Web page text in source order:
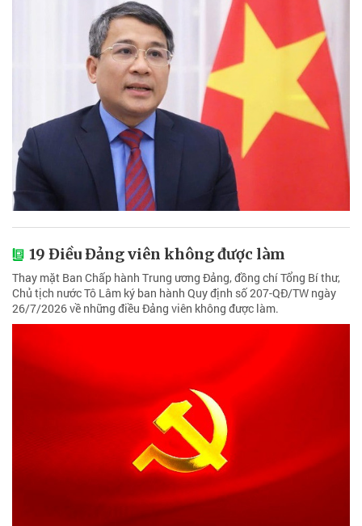
19 Điều Đảng viên không được làm
Thay mặt Ban Chấp hành Trung ương Đảng, đồng chí Tổng Bí thư,
Chủ tịch nước Tô Lâm ký ban hành Quy định số 207-QĐ/TW ngày
26/7/2026 về những điều Đảng viên không được làm.